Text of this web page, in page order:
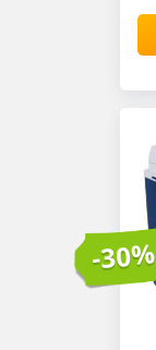
-30%